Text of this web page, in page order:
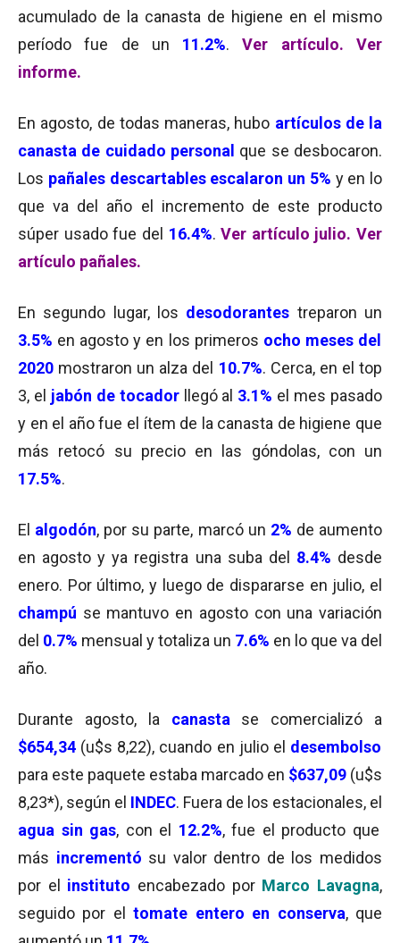
acumulado de la canasta de higiene en el mismo
período fue de un 11.2%.Ver artículo.Ver
informe.
En agosto, de todas maneras, hubo artículos de la
canasta de cuidado personal que se desbocaron.
Los pañales descartables escalaron un 5% y en lo
que va del año el incremento de este producto
súper usado fue del 16.4%.Ver artículo julio. Ver
artículo pañales.
En segundo lugar, los desodorantes treparon un
3.5% en agosto y en los primeros ocho meses del
2020 mostraron un alza del 10.7%. Cerca, en el top
3, el jabón de tocadorllegó al 3.1% el mes pasado
y en el año fue el ítem de la canasta de higiene que
más retocó su precio en las góndolas, con un
17.5%.
El algodón, por su parte, marcó un 2% de aumento
en agosto y ya registra una suba del
8.4% desde
enero. Por último, y luego de dispararse en julio, el
champú se mantuvo en agosto con una variación
del 0.7% mensual y totaliza un 7.6% en lo que va del
año.
Durante agosto, la canasta se comercializó a
$654,34 (u$s 8,22), cuando en julio el desembolso
para este paquete estaba marcado en $637,09 (u$s
8,23*), según el INDEC. Fuera de los estacionales, el
agua sin gas, con el 12.2%, fue el producto que
más incrementó su valor dentro de los medidos
por el instituto encabezado por Marco Lavagna,
seguido por eltomate entero en conserva, que